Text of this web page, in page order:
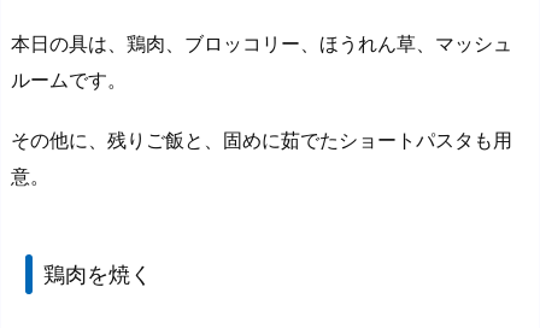
本日の具は、鶏肉、ブロッコリー、ほうれん草、マッシュ
ルームです。
その他に、残りご飯と、固めに茹でたショートパスタも用
意。
鶏肉を焼く